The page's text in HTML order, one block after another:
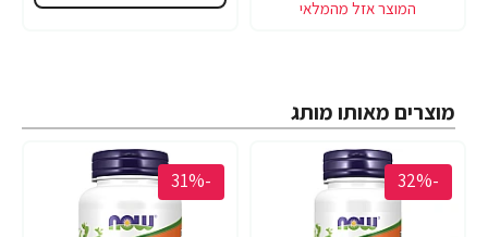
מוצרים מאותו מותג
-32%
-31%